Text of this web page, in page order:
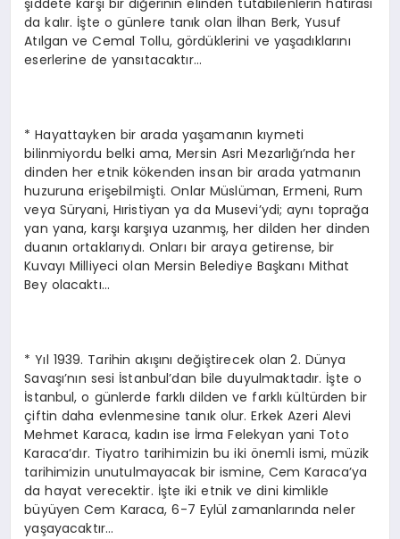
şiddete karşı bir diğerinin elinden tutabilenlerin hatırası
da kalır. İşte o günlere tanık olan İlhan Berk, Yusuf
Atılgan ve Cemal Tollu, gördüklerini ve yaşadıklarını
eserlerine de yansıtacaktır…
* Hayattayken bir arada yaşamanın kıymeti
bilinmiyordu belki ama, Mersin Asri Mezarlığı’nda her
dinden her etnik kökenden insan bir arada yatmanın
huzuruna erişebilmişti. Onlar Müslüman, Ermeni, Rum
veya Süryani, Hıristiyan ya da Musevi’ydi; aynı toprağa
yan yana, karşı karşıya uzanmış, her dilden her dinden
duanın ortaklarıydı. Onları bir araya getirense, bir
Kuvayı Milliyeci olan Mersin Belediye Başkanı Mithat
Bey olacaktı…
* Yıl 1939. Tarihin akışını değiştirecek olan 2. Dünya
Savaşı’nın sesi İstanbul’dan bile duyulmaktadır. İşte o
İstanbul, o günlerde farklı dilden ve farklı kültürden bir
çiftin daha evlenmesine tanık olur. Erkek Azeri Alevi
Mehmet Karaca, kadın ise İrma Felekyan yani Toto
Karaca’dır. Tiyatro tarihimizin bu iki önemli ismi, müzik
tarihimizin unutulmayacak bir ismine, Cem Karaca’ya
da hayat verecektir. İşte iki etnik ve dini kimlikle
büyüyen Cem Karaca, 6-7 Eylül zamanlarında neler
yaşayacaktır…